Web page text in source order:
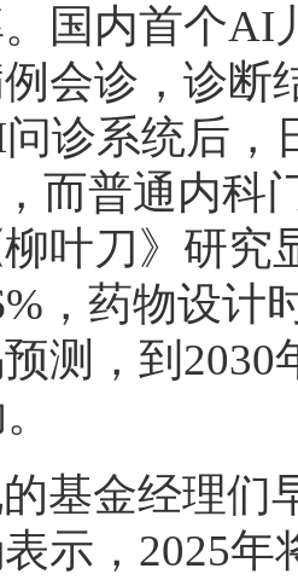
国内首个AI
会诊，诊断
诊系统后，
而普通内科
叶刀》研究
，药物设计
测，到2030
基金经理们
示，2025